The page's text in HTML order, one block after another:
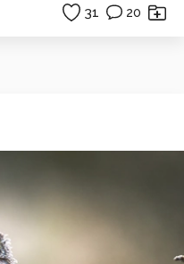
31 20